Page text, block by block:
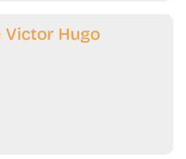
Victor Hugo